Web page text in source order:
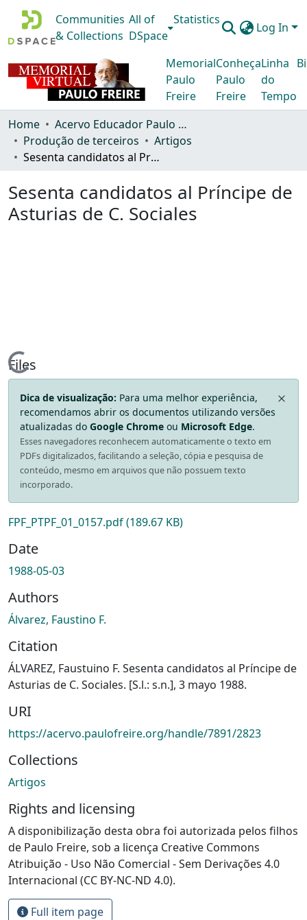
Communities
& Collections
All of
DSpace
Statistics
Log In
Memorial
Paulo
Freire
Conheça
Paulo
Freire
Linha
do
Tempo
Home
Acervo Educador Paulo Freire
Produção de terceiros
Artigos
Sesenta candidatos al Príncipe de Asturias de C. Sociales
Sesenta candidatos al Príncipe de
Asturias de C. Sociales
Loading...
Files
Dica de visualização: Para uma melhor experiência,
recomendamos abrir os documentos utilizando versões
atualizadas do Google Chrome ou Microsoft Edge.
Esses navegadores reconhecem automaticamente o texto em
PDFs digitalizados, facilitando a seleção, cópia e pesquisa de
conteúdo, mesmo em arquivos que não possuem texto
incorporado.
FPF_PTPF_01_0157.pdf(189.67 KB)
Date
1988-05-03
Authors
Álvarez, Faustino F.
Citation
ÁLVAREZ, Faustuino F. Sesenta candidatos al Príncipe de
Asturias de C. Sociales. [S.l.: s.n.], 3 mayo 1988.
URI
https://acervo.paulofreire.org/handle/7891/2823
Collections
Artigos
Rights and licensing
A disponibilização desta obra foi autorizada pelos filhos
de Paulo Freire, sob a licença Creative Commons
Atribuição - Uso Não Comercial - Sem Derivações 4.0
Internacional (CC BY-NC-ND 4.0).
Full item page